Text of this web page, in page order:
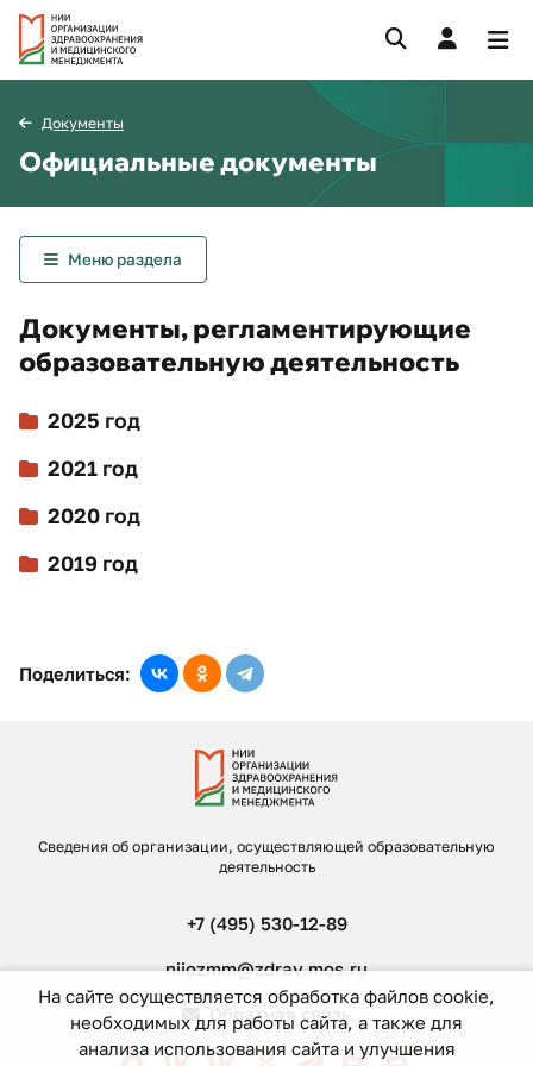
Документы
Официальные документы
Меню раздела
Документы, регламентирующие
образовательную деятельность
2025 год
2021 год
2020 год
2019 год
Поделиться:
Сведения об организации, осуществляющей образовательную
деятельность
+7 (495) 530-12-89
niiozmm@zdrav.mos.ru
Обратная связь
На сайте осуществляется обработка файлов cookie,
необходимых для работы сайта, а также для
анализа использования сайта и улучшения